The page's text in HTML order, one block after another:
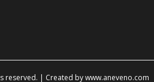
reserved. | Created bywww.aneveno.com